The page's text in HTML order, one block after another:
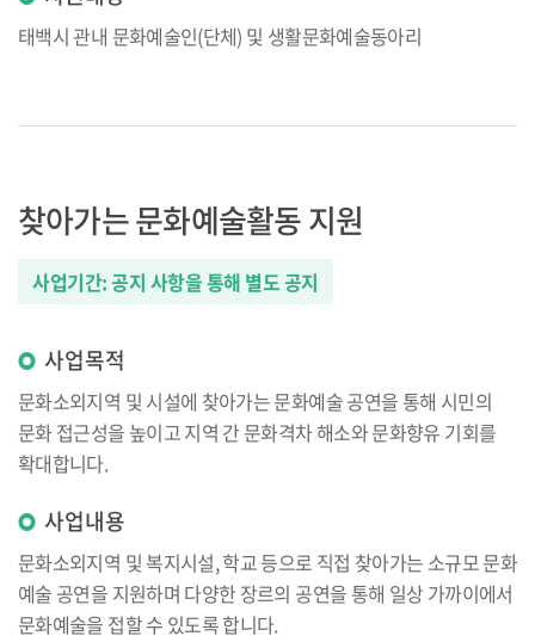
태백시 관내 문화예술인(단체) 및 생활문화예술동아리
찾아가는 문화예술활동 지원
사업기간: 공지 사항을 통해 별도 공지
사업목적
문화소외지역 및 시설에 찾아가는 문화예술 공연을 통해 시민의
문화 접근성을 높이고 지역 간 문화격차 해소와 문화향유 기회를
확대합니다.
사업내용
문화소외지역 및 복지시설, 학교 등으로 직접 찾아가는 소규모 문화
예술 공연을 지원하며 다양한 장르의 공연을 통해 일상 가까이에서
문화예술을 접할 수 있도록 합니다.